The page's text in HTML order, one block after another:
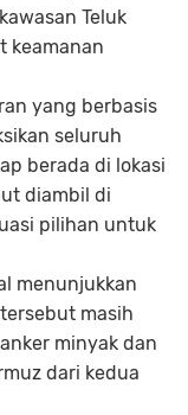
Teluk
keamanan
yang berbasis
seluruh
berada di lokasi
diambil di
pilihan untuk
menunjukkan
masih
minyak dan
dari kedua